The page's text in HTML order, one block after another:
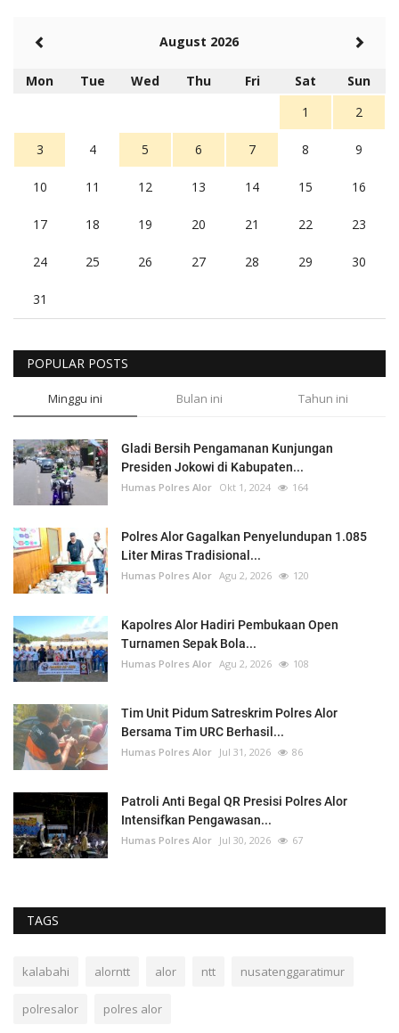
August 2026
Mon Tue Wed Thu Fri Sat
Sun
1
2
3 4 5 6 7 8 9
10 11 12 13 14 15 16
17 18 19 20 21 22 23
24 25 26 27 28 29 30
31
POPULAR POSTS
Minggu ini Bulan ini Tahun ini
Gladi Bersih Pengamanan Kunjungan
Presiden Jokowi di Kabupaten...
Humas Polres Alor Okt 1, 2024 164
Polres Alor Gagalkan Penyelundupan 1.085
Liter Miras Tradisional...
Humas Polres Alor Agu 2, 2026 120
Kapolres Alor Hadiri Pembukaan Open
Turnamen Sepak Bola...
Humas Polres Alor Agu 2, 2026 108
Tim Unit Pidum Satreskrim Polres Alor
Bersama Tim URC Berhasil...
Humas Polres Alor Jul 31, 2026 86
Patroli Anti Begal QR Presisi Polres Alor
Intensifkan Pengawasan...
Humas Polres Alor Jul 30, 2026 67
TAGS
kalabahi alorntt alor ntt nusatenggaratimur
polresalor polres alor